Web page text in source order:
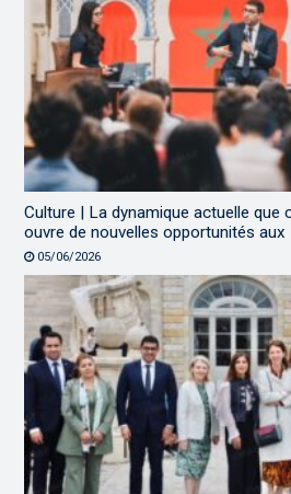
Culture | La dynamique actuelle que
ouvre de nouvelles opportunités aux
05/06/2026